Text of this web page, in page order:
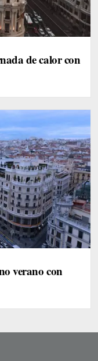
de calor con
verano con